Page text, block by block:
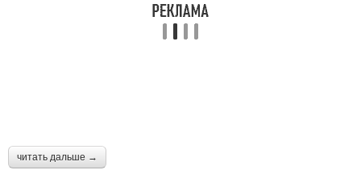
читать дальше →